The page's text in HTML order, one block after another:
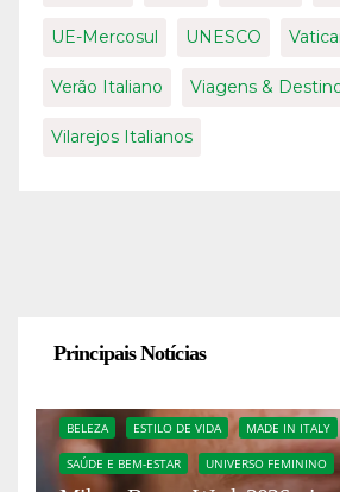
UE-Mercosul UNESCO
Verão Italiano Viagens &
Vilarejos Italianos
Principais Notícias
BELEZA ESTILO DE VIDA MADE IN ITALY
SAÚDE E BEM-ESTAR UNIVERSO FEMININO